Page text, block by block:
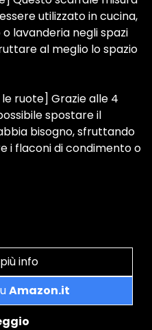
utilizzato in cucina,
lavanderia negli spazi
al meglio lo spazio
ruote] Grazie alle 4
spostare il
bisogno, sfruttando
i flaconi di condimento o
info
Amazon.it